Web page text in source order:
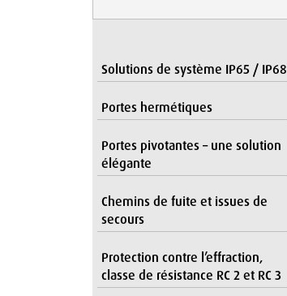
Solutions de système IP65 / IP68
Portes hermétiques
Portes pivotantes – une solution
élégante
Chemins de fuite et issues de
secours
Protection contre l’effraction,
classe de résistance RC 2 et RC 3